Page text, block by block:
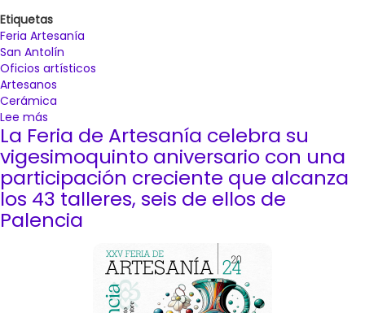
Etiquetas
Feria Artesanía
San Antolín
Oficios artísticos
Artesanos
Cerámica
Lee más
La
XXVI
Feria
de
Artesanía
de
Palencia
La Feria de Artesanía celebra su
vigesimoquinto aniversario con una
participación creciente que alcanza
los 43 talleres, seis de ellos de
Palencia